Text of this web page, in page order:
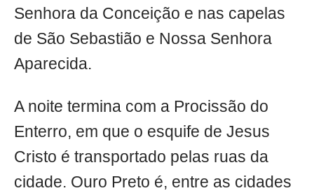
Senhora da Conceição e nas capelas
de São Sebastião e Nossa Senhora
Aparecida.
A noite termina com a Procissão do
Enterro, em que o esquife de Jesus
Cristo é transportado pelas ruas da
cidade. Ouro Preto é, entre as cidades